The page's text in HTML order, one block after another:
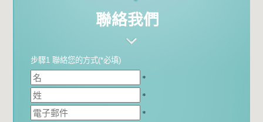
聯絡我們
步驟1 聯絡您的方式(*必填)
*
*
*